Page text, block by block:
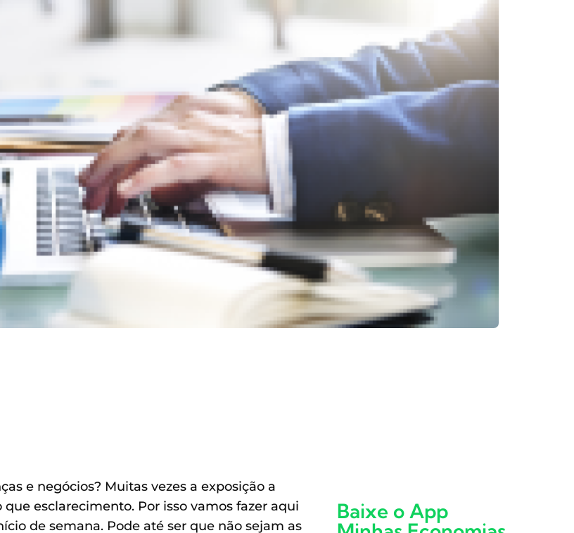
e negócios? Muitas vezes a exposição a
esclarecimento. Por isso vamos fazer aqui
de semana. Pode até ser que não sejam as
Baixe o App